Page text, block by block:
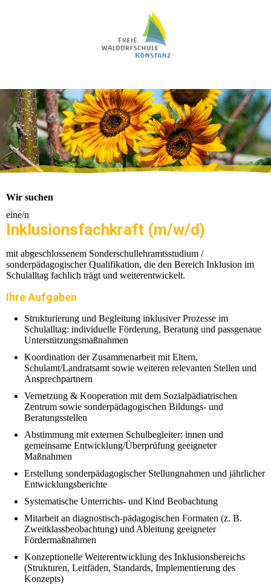
Wir suchen
eine/n
Inklusionsfachkraft (m/w/d)
mit abgeschlossenem Sonderschullehramtsstudium /
sonderpädagogischer Qualifikation, die den Bereich Inklusion im
Schulalltag fachlich trägt und weiterentwickelt.
Ihre Aufgaben
Strukturierung und Begleitung inklusiver Prozesse im
Schulalltag: individuelle Förderung, Beratung und passgenaue
Unterstützungsmaßnahmen
Koordination der Zusammenarbeit mit Eltern,
Schulamt/Landratsamt sowie weiteren relevanten Stellen und
Ansprechpartnern
Vernetzung & Kooperation mit dem Sozialpädiatrischen
Zentrum sowie sonderpädagogischen Bildungs- und
Beratungsstellen
Abstimmung mit externen Schulbegleiter: innen und
gemeinsame Entwicklung/Überprüfung geeigneter
Maßnahmen
Erstellung sonderpädagogischer Stellungnahmen und jährlicher
Entwicklungsberichte
Systematische Unterrichts- und Kind Beobachtung
Mitarbeit an diagnostisch-pädagogischen Formaten (z. B.
Zweitklassbeobachtung) und Ableitung geeigneter
Fördermaßnahmen
Konzeptionelle Weiterentwicklung des Inklusionsbereichs
(Strukturen, Leitfäden, Standards, Implementierung des
Konzepts)